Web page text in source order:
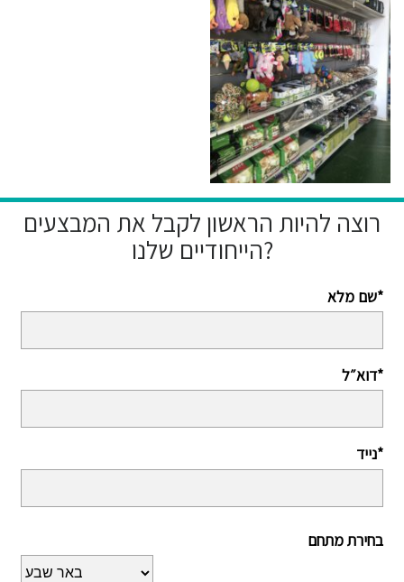
רוצה להיות הראשון לקבל את המבצעים
הייחודיים שלנו?
שם מלא*
דוא״ל*
נייד*
בחירת מתחם